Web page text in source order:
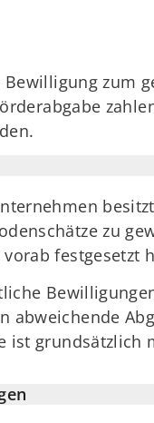
Bewilligung zum
zu
festgesetzt
abweichende
ist grundsätzlich